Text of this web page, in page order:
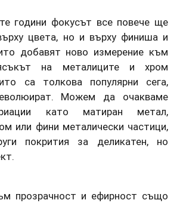
години фокусът все повече ще
цвета, но и върху финиша и
добавят ново измерение към
на металиците и хром
са толкова популярни сега,
Можем да очакваме
като матиран метал,
или фини металически частици,
покрития за деликатен, но
прозрачност и ефирност също